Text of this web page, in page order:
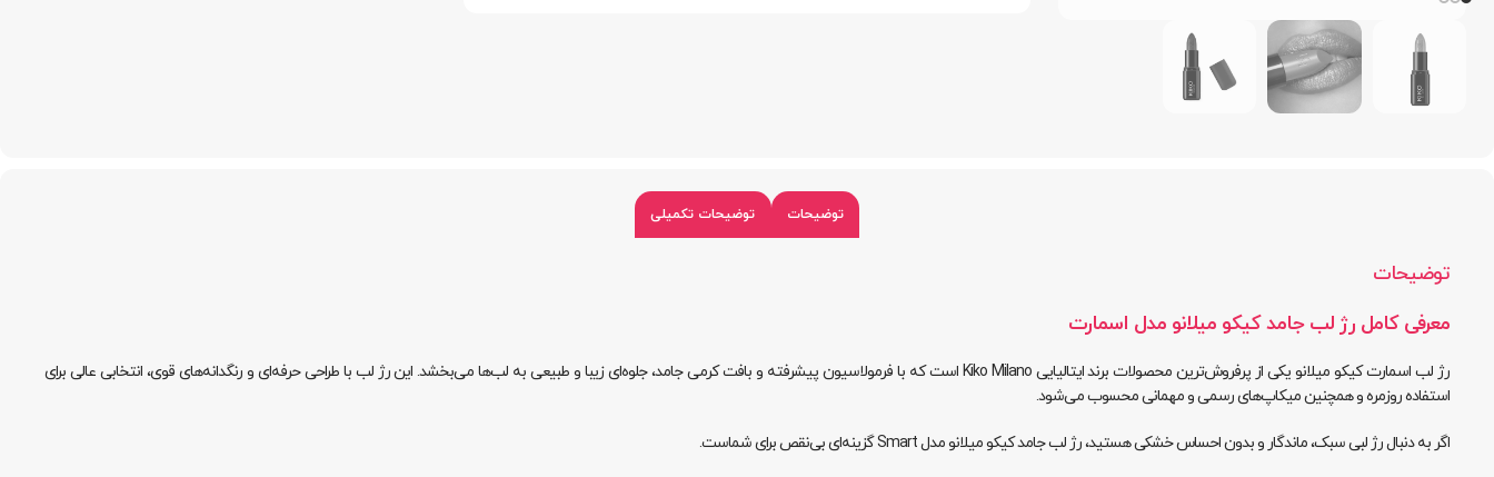
توضیحات توضیحات تکمیلی
توضیحات
معرفی کامل رژ لب جامد کیکو میلانو مدل اسمارت
رژ لب اسمارت کیکو میلانو یکی از پرفروش‌ترین محصولات برند ایتالیایی Kiko Milano است که با فرمولاسیون پیشرفته و بافت کرمی جامد، جلوه‌ای زیبا و طبیعی به لب‌ها می‌بخشد. این رژ لب با طراحی حرفه‌ای و رنگدانه‌های قوی، انتخابی عالی برای
استفاده روزمره و همچنین میکاپ‌های رسمی و مهمانی محسوب می‌شود.
اگر به دنبال رژ لبی سبک، ماندگار و بدون احساس خشکی هستید، رژ لب جامد کیکو میلانو مدل Smart گزینه‌ای بی‌نقص برای شماست.